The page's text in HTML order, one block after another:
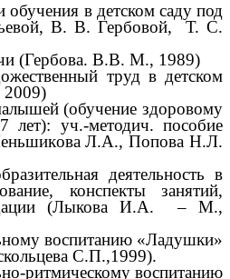
в детском саду под
В. В. Гербовой, Т. С.
(Гербова. В.В. М., 1989)
труд в детском
2009)
(обучение здоровому
лет): уч.-методич. пособие
Л.А., Попова Н.Л.
деятельность в
конспекты занятий,
(Лыкова И.А. – М.,
воспитанию «Ладушки»
С.П.,1999).
ритмическому воспитанию